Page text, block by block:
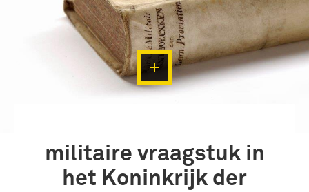
militaire vraagstuk in
het Koninkrijk der